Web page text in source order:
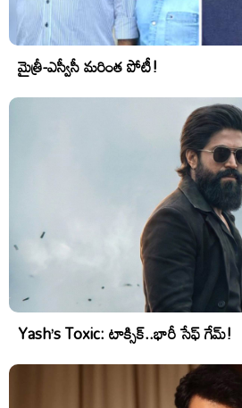
మైత్రీ-ఎస్వీసీ మరింత పోటీ!
Yash’s Toxic: టాక్సిక్..భారీ సేఫ్ గేమ్!